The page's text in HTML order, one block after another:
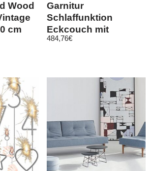
Wood
cm
Garnitur
Schlaffunktion
Eckcouch mit
Bettkasten! Hit!
484,76€